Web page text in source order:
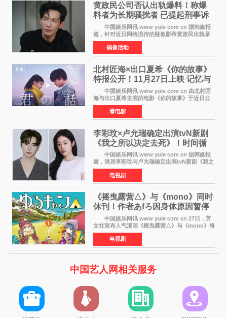
黄政民公司否认出轨爆料！称爆
料者为长期骚扰者 已提起刑事诉
中国娱乐网讯 www yule com cn 据韩媒报
道，针对近日网络流传的疑似影帝黄政民出轨录
音及短信爆料，黄政民所属经纪公司于今日正式
发表声明，明确否认相关传闻。 公司表示，
爆料者是一名长
偶像活动
北村匠海×出口夏希《你的故事》
特报公开！11月27日上映 记忆与
初恋的奇幻交织
中国娱乐网讯 www yule com cn 由北村匠
海与出口夏希主演的电影《你的故事》于近日公
开特报影像，正式定档11月27日上映。 本片
改编自三秋缒同名小说，编剧由曾执笔《孤独摇
滚！》的吉田惠
看电影
李彩玟×卢允瑞确定出演tvN新剧
《我之所以决定去死》！时间循
环青春爱情来袭
中国娱乐网讯 www yule com cn 据韩媒报
道，演员李彩玟与卢允瑞确定出演tvN新剧《我之
所以决定去死》，分别担任男女主角。该剧预计
将于明年播出，引发观众期待。 本剧改编自
NAVER同名人气
电视剧
《摇曳露营△》与《mono》同时
休刊！作者あfろ因身体原因暂停
双连载
中国娱乐网讯 www yule com cn 27日，芳
文社宣布人气漫画《摇曳露营△》与《mono》将
暂停连载一段时间，原因是漫画家あfろ身体状况
不佳。 编辑部表示：一直承蒙各位对
《mono》的喜爱，
电视剧
中国艺人网相关服务